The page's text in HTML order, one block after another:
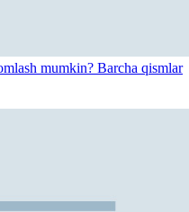
mumkin? Barcha qismlar